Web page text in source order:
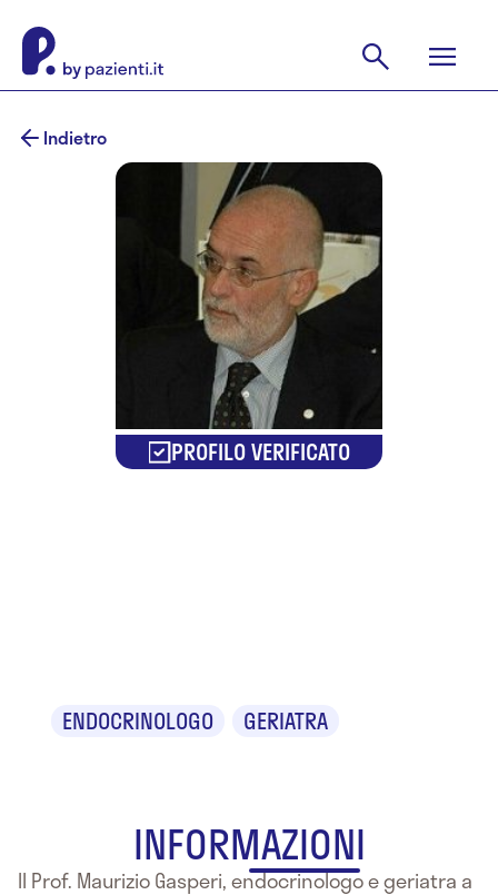
Indietro
PROFILO VERIFICATO
ENDOCRINOLOGO GERIATRA
INFORMAZIONI
Il Prof. Maurizio Gasperi, endocrinologo e geriatra a